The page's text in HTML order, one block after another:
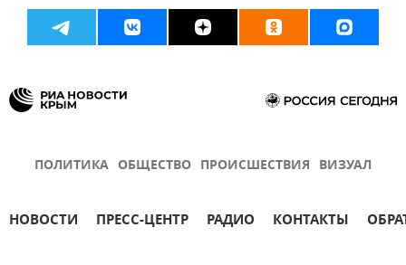
ПОЛИТИКА ОБЩЕСТВО ПРОИСШЕСТВИЯ ВИЗУАЛ
НОВОСТИ ПРЕСС-ЦЕНТР РАДИО КОНТАКТЫ